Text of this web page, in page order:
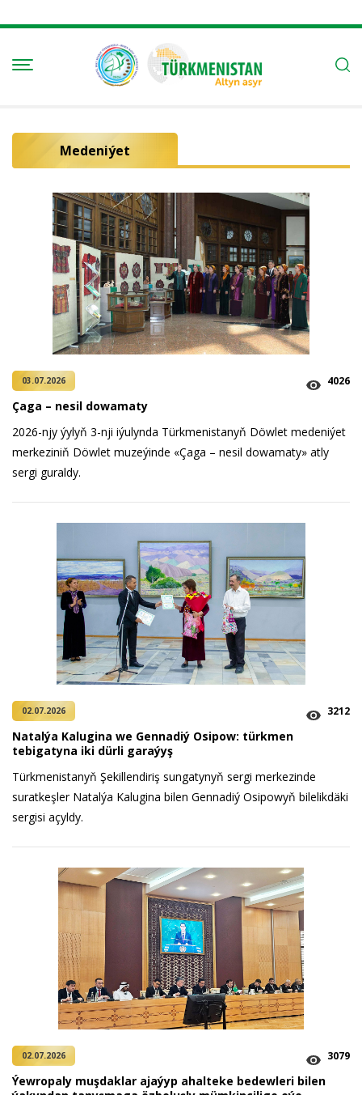
Medeniýet
03.07.2026 4026
Çaga – nesil dowamaty
2026-njy ýylyň 3-nji iýulynda Türkmenistanyň Döwlet medeniýet
merkeziniň Döwlet muzeýinde «Çaga – nesil dowamaty» atly
sergi guraldy.
02.07.2026 3212
Natalýa Kalugina we Gennadiý Osipow: türkmen
tebigatyna iki dürli garaýyş
Türkmenistanyň Şekillendiriş sungatynyň sergi merkezinde
suratkeşler Natalýa Kalugina bilen Gennadiý Osipowyň bilelikdäki
sergisi açyldy.
02.07.2026 3079
Ýewropaly muşdaklar ajaýyp ahalteke bedewleri bilen